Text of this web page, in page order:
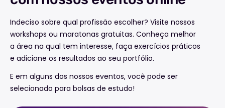
Indeciso sobre qual profissão escolher? Visite nossos
workshops ou maratonas gratuitas. Conheça melhor
a área na qual tem interesse, faça exercícios práticos
e adicione os resultados ao seu portfólio.
E em alguns dos nossos eventos, você pode ser
selecionado para bolsas de estudo!